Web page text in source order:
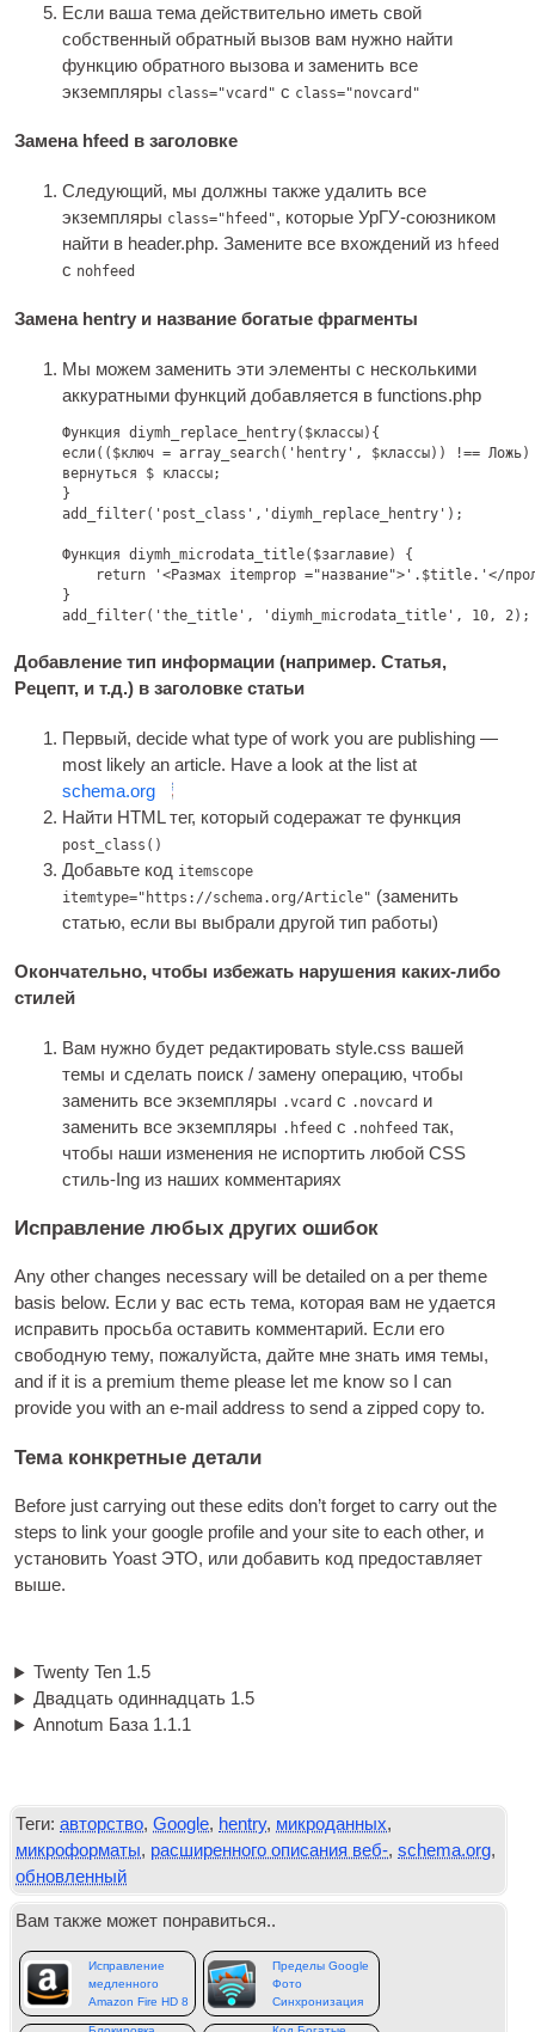
Если ваша тема действительно иметь свой
собственный обратный вызов вам нужно найти
функцию обратного вызова и заменить все
экземпляры class="vcard" с class="novcard"
Замена hfeed в заголовке
Следующий, мы должны также удалить все
экземпляры class="hfeed", которые УрГУ-союзником
найти в header.php. Замените все вхождений из hfeed
с nohfeed
Замена hentry и название богатые фрагменты
Мы можем заменить эти элементы с несколькими
аккуратными функций добавляется в functions.php
Функция diymh_replace_hentry($классы){
если(($ключ = array_search( 'hentry' , $классы)) !== Ложь)
вернуться $ классы;
}
add_filter( 'post_class' , 'diymh_replace_hentry' );
Функция diymh_microdata_title($заглавие) {
return '<Размах itemprop ="название"> '.$title.'</
}
add_filter( 'the_title' , 'diymh_microdata_title' , 10, 2);
Добавление тип информации (например. Статья,
Рецепт, и т.д.) в заголовке статьи
Первый,decide what type of work you are pub­lish­ing —
most likely an art­icle. Have a look at the list at
schema.org
Найти HTML тег, который содеражат те функция
post_class()
Добавьте код itemscope
itemtype="https://schema.org/Article" (заменить
статью, если вы выбрали другой тип работы)
Окончательно, чтобы избежать нарушения каких-либо
стилей
Вам нужно будет редактировать style.css вашей
темы и сделать поиск / замену операцию, чтобы
заменить все экземпляры .vcard с .novcard и
заменить все экземпляры .hfeed с .nohfeed так,
чтобы наши изменения не испортить любойCSS
стиль-Ing из наших комментариях
Исправление любых других ошибок
Any oth­er changes neces­sary will be detailed on a per theme
basis below. Если у вас есть тема, которая вам не удается
исправить просьба оставить комментарий. Если его
свободную тему, пожалуйста, дайте мне знать имя темы,
and if it is a premi­um theme please let me know so I can
provide you with an e‑mail address to send a zipped copy to.
Тема конкретные детали
Before just car­ry­ing out these edits don’t for­get to carry out the
steps to link your google pro­file and your site to each oth­er, и
установить Yoast ЭТО, или добавить код предоставляет
выше.
Twenty Ten 1.5
Двадцать одиннадцать 1.5
Annotum База 1.1.1
Теги: авторство,Google, hentry, микроданных,
микроформаты, расширенного описания веб-,schema.org,
обновленный
Вам также может понравиться..
Исправление
медленного
Amazon Fire HD 8
Пределы Google
Фото
Синхронизация